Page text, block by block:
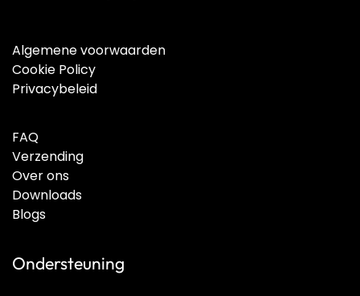
Algemene voorwaarden
Cookie Policy
Privacybeleid
FAQ
Verzending
Over ons
Downloads
Blogs
Ondersteuning